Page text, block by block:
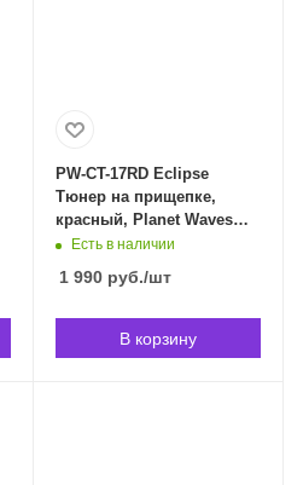
PW-CT-17RD Eclipse
Тюнер на прищепке,
красный, Planet Waves
PW-CT-17RD в
Есть в наличии
1 990руб./шт
В корзину